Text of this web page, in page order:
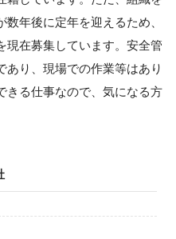
年後に定年を迎えるため、
現在募集しています。安全管
あり、現場での作業等はあり
きる仕事なので、気になる方